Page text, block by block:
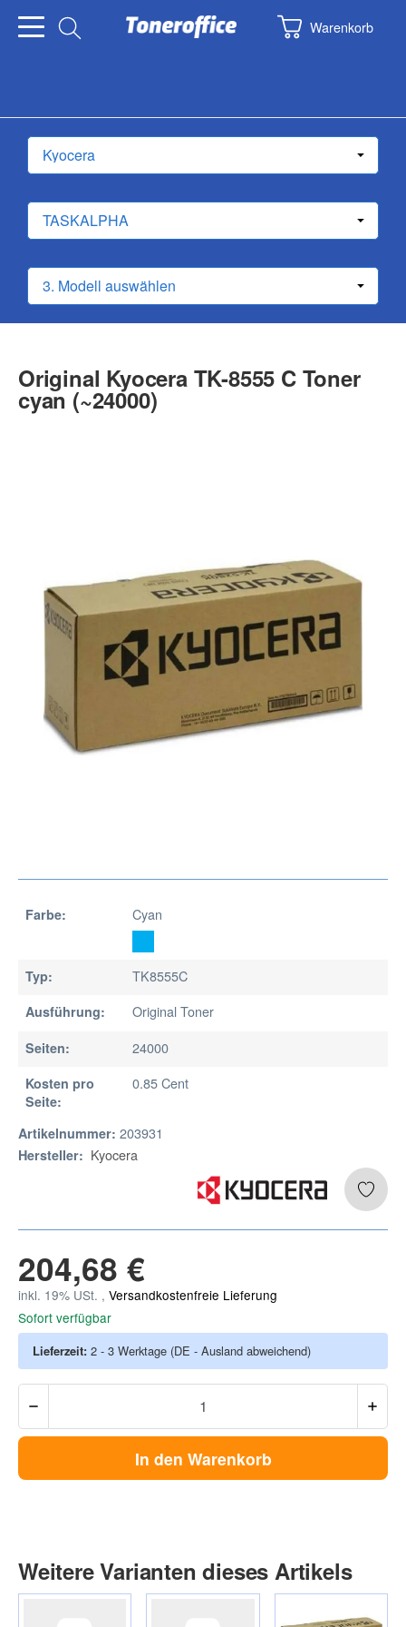
Warenkorb
Original Kyocera TK-8555 C Toner
cyan (~24000)
Farbe: Cyan
Typ: TK8555C
Ausführung: Original Toner
Seiten: 24000
Kosten pro
Seite:
0.85 Cent
Artikelnummer: 203931
Hersteller: Kyocera
204,68 €
inkl. 19% USt. , Versandkostenfreie Lieferung
Sofort verfügbar
Lieferzeit: 2 - 3 Werktage (DE - Ausland abweichend)
In den Warenkorb
Weitere Varianten dieses Artikels